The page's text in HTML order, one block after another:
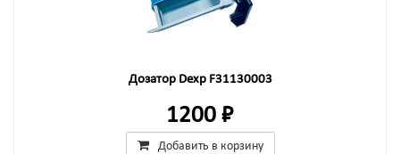
Дозатор Dexp F31130003
1200 ₽
Добавить в корзину